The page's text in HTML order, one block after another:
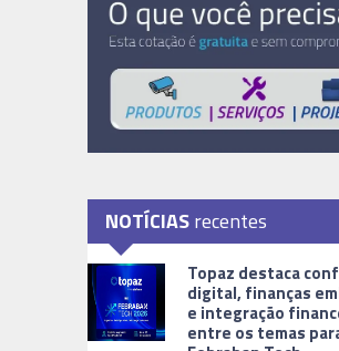
NOTÍCIASrecentes
Topaz destaca
digital, finanças
e integração
entre os temas